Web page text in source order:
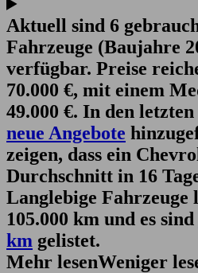
Aktuell sind 6
Fahrzeuge (Baujahre
verfügbar. Preise
70.000 €, mit einem
49.000 €. In den
neue Angebote
zeigen, dass ein
Durchschnitt in 16
Langlebige Fahrzeuge
105.000 km und es sind
km gelistet.
Mehr lesenWeniger